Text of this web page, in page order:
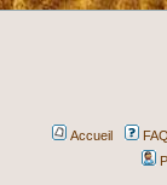
Accueil